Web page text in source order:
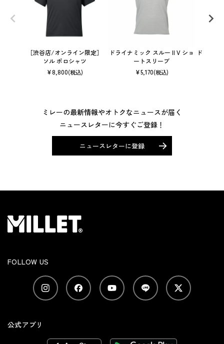
［渋谷店/オンライン限定］
ソル ポロシャツ
¥8,800(税込)
ドライナミック スルー II V ショ
ートスリーブ
¥5,170(税込)
ドライナ
ミレーの最新情報やオトクなニュースが届く
ニュースレターに今すぐご登録！
ニュースレターに登録
FOLLOW US
公式アプリ